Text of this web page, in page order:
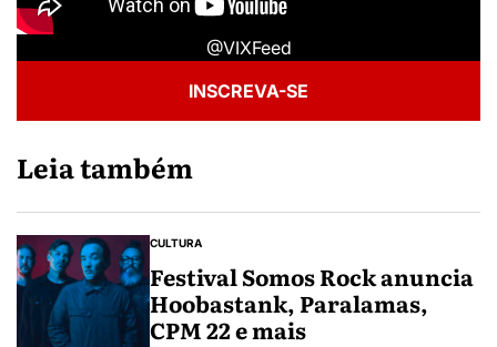
@VIXFeed
INSCREVA-SE
Leia também
CULTURA
Festival Somos Rock anuncia
Hoobastank, Paralamas,
CPM 22 e mais